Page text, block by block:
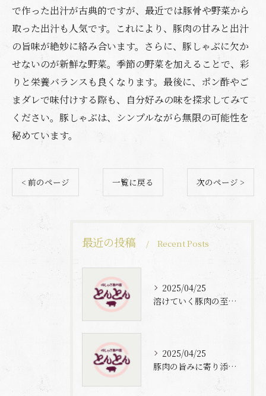
で作った出汁が古典的ですが、最近では豚骨や野菜から
取った出汁も人気です。これにより、豚肉の甘みと出汁
の旨味が絶妙に絡み合います。さらに、豚しゃぶに欠か
せないのが新鮮な野菜。季節の野菜を加えることで、彩
りと栄養バランスも良くなります。最後に、ポン酢やご
まダレで味付けする際も、自分好みの味を探求してみて
ください。豚しゃぶは、シンプルながら無限の可能性を
秘めています。
< 前のページ 一覧に戻る 次のページ >
最近の投稿 Recent Posts
2025/04/25
溶けていく豚肉の至福体験
2025/04/25
豚肉の旨みに寄り添う自家製梅出汁の魅力